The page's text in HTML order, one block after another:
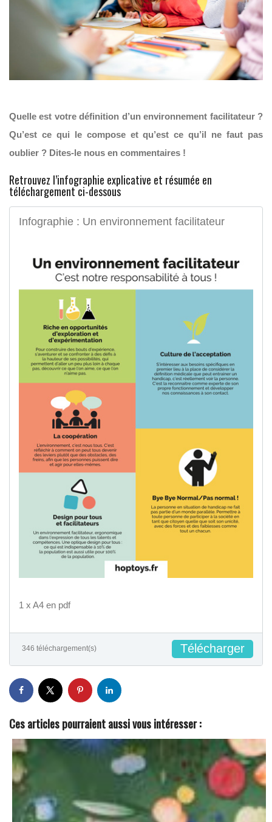
Quelle est votre définition d’un environnement facilitateur ?
Qu’est ce qui le compose et qu’est ce qu’il ne faut pas
oublier ? Dites-le nous en commentaires !
Retrouvez l’infographie explicative et résumée en
téléchargement ci-dessous
Infographie : Un environnement facilitateur
1 x A4 en pdf
346 téléchargement(s) Télécharger
Ces articles pourraient aussi vous intéresser :